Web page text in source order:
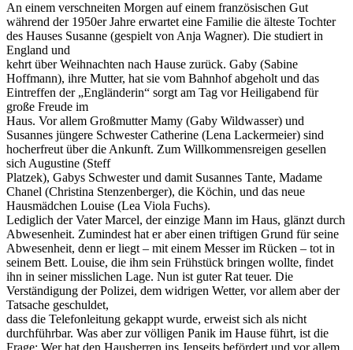
An einem verschneiten Morgen auf einem französischen Gut
während der 1950er Jahre erwartet eine Familie die älteste Tochter
des Hauses Susanne (gespielt von Anja Wagner). Die studiert in
England und
kehrt über Weihnachten nach Hause zurück. Gaby (Sabine
Hoffmann), ihre Mutter, hat sie vom Bahnhof abgeholt und das
Eintreffen der „Engländerin“ sorgt am Tag vor Heiligabend für
große Freude im
Haus. Vor allem Großmutter Mamy (Gaby Wildwasser) und
Susannes jüngere Schwester Catherine (Lena Lackermeier) sind
hocherfreut über die Ankunft. Zum Willkommensreigen gesellen
sich Augustine (Steff
Platzek), Gabys Schwester und damit Susannes Tante, Madame
Chanel (Christina Stenzenberger), die Köchin, und das neue
Hausmädchen Louise (Lea Viola Fuchs).
Lediglich der Vater Marcel, der einzige Mann im Haus, glänzt durch
Abwesenheit. Zumindest hat er aber einen triftigen Grund für seine
Abwesenheit, denn er liegt – mit einem Messer im Rücken – tot in
seinem Bett. Louise, die ihm sein Frühstück bringen wollte, findet
ihn in seiner misslichen Lage. Nun ist guter Rat teuer. Die
Verständigung der Polizei, dem widrigen Wetter, vor allem aber der
Tatsache geschuldet,
dass die Telefonleitung gekappt wurde, erweist sich als nicht
durchführbar. Was aber zur völligen Panik im Hause führt, ist die